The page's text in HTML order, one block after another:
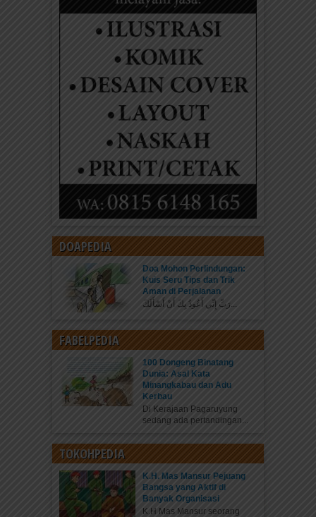
DOAPEDIA
Doa Mohon Perlindungan:
Kuis Seru Tips dan Trik
Aman di Perjalanan
رَبِّ إِنِّي أَعُوذُ بِكَ أَنْ أَسْأَلَكَ...
FABELPEDIA
100 Dongeng Binatang
Dunia: Asal Kata
Minangkabau dan Adu
Kerbau
Di Kerajaan Pagaruyung
sedang ada pertandingan...
TOKOHPEDIA
K.H. Mas Mansur Pejuang
Bangsa yang Aktif di
Banyak Organisasi
K.H Mas Mansur seorang